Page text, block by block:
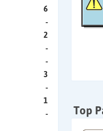
6
-
2
-
-
3
-
1
- Top